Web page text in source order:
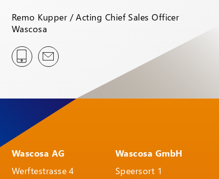
Remo Kupper / Acting Chief Sales Officer
Wascosa
Wascosa AG
Werftestrasse 4
Wascosa GmbH
Speersort 1